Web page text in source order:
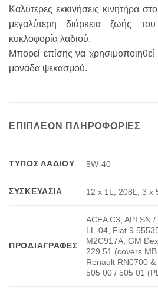
Καλύτερες εκκινήσεις κινητήρα
μεγαλύτερη διάρκεια ζωής
κυκλοφορία λαδιού.
Μπορεί επίσης να
μονάδα ψεκασμού.
ΕΠΙΠΛΈΟΝ ΠΛΗΡΟΦΟΡΊΕΣ
ΤΎΠΟΣ ΛΑΔΙΟΎ 5W-40
ΣΥΣΚΕΥΑΣΊΑ 12 x 1L, 208L, 3 x
ΠΡΟΔΙΑΓΡΑΦΈΣ
ACEA C3, API SN
LL-04, Fiat
M2C917A, GM
229.51 (covers
Renault RN0700
505 00 / 505 01